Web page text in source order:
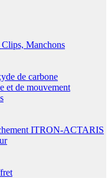
Clips, Manchons
de carbone
et de mouvement
ITRON-ACTARIS